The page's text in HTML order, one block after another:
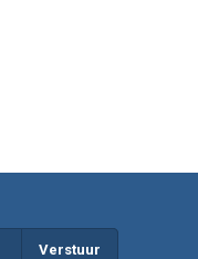
Verstuur